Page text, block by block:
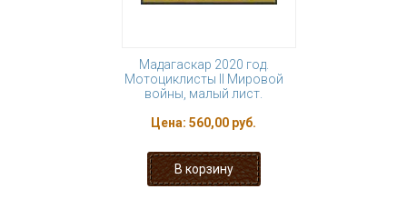
Мадагаскар 2020 год.
Мотоциклисты II Мировой
войны, малый лист.
Цена: 560,00 руб.